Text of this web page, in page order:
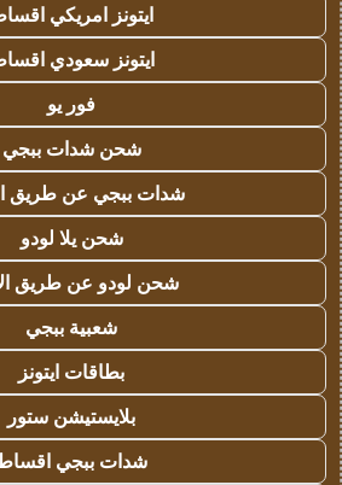
ايتونز امريكي
ايتونز سعودي
فور يو
شحن شدات ببجي
شدات ببجي عن طريق
شحن يلا لودو
شحن لودو عن طريق
شعبية ببجي
بطاقات ايتونز
بلايستيشن ستور
شدات ببجي